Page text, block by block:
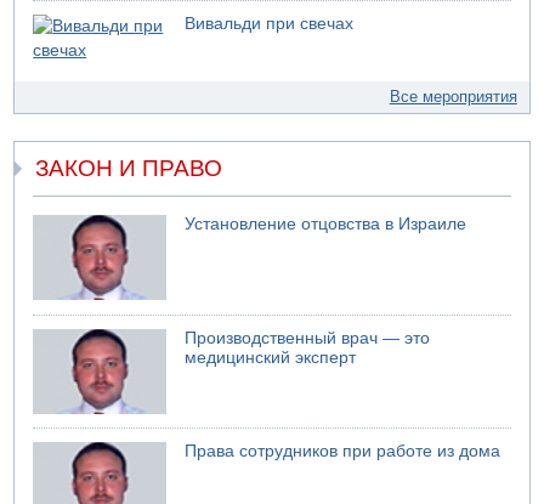
Вивальди при свечах
Все мероприятия
ЗАКОН И ПРАВО
Установление отцовства в Израиле
Производственный врач — это
медицинский эксперт
Права сотрудников при работе из дома